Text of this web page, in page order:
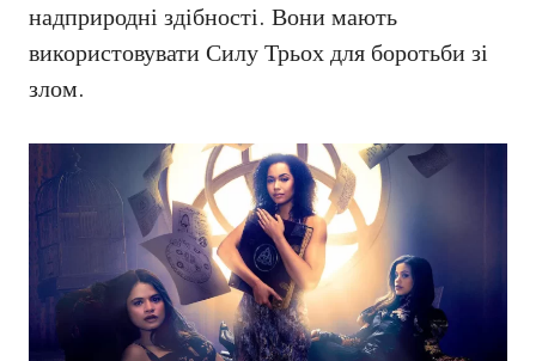
надприродні здібності. Вони мають
використовувати Силу Трьох для боротьби зі
злом.